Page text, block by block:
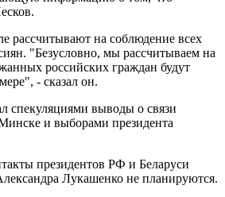
рассчитывают на соблюдение всех
"Безусловно, мы рассчитываем на
российских граждан будут
- сказал он.
спекуляциями выводы о связи
и выборами президента
президентов РФ и Беларуси
Лукашенко не планируются.